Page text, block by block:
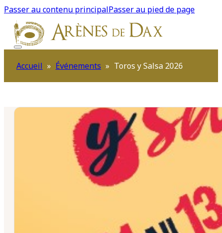
Passer au contenu principalPasser au pied de page
Accueil » Événements » Toros y Salsa 2026